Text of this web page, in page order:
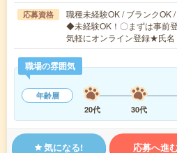
応募資格
職種未経験OK / ブランクOK
◆未経験OK！〇まずは事前
気軽にオンライン登録★氏
職場の雰囲気
年齢層
20代
30代
気になる! 応募へ進